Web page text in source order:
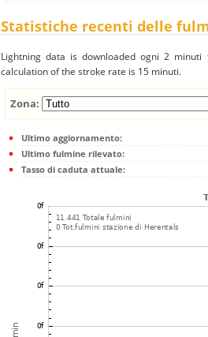
Statistiche recenti delle
Lightning data is downloaded ogni 2
calculation of the stroke rate is 15 minuti.
Zona:
Ultimo aggiornamento:
Ultimo fulmine rilevato:
Tasso di caduta attuale: